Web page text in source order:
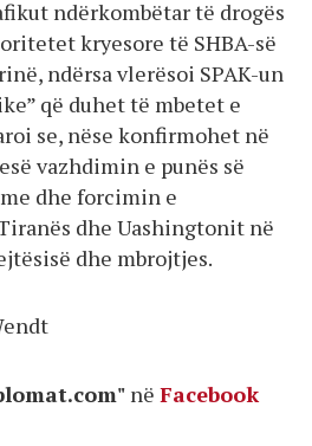
ndërkombëtar të drogës
kryesore të SHBA-së
ndërsa vlerësoi SPAK-un
që duhet të mbetet e
se, nëse konfirmohet në
vazhdimin e punës së
dhe forcimin e
dhe Uashingtonit në
dhe mbrojtjes.
në Facebook